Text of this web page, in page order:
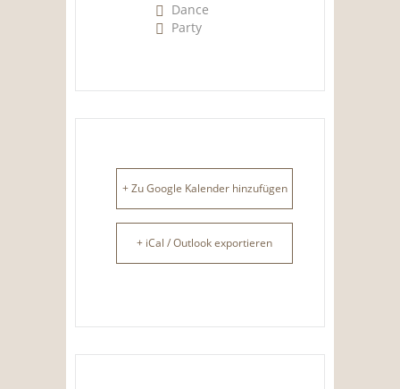
Dance
Party
+ Zu Google Kalender hinzufügen
+ iCal / Outlook exportieren